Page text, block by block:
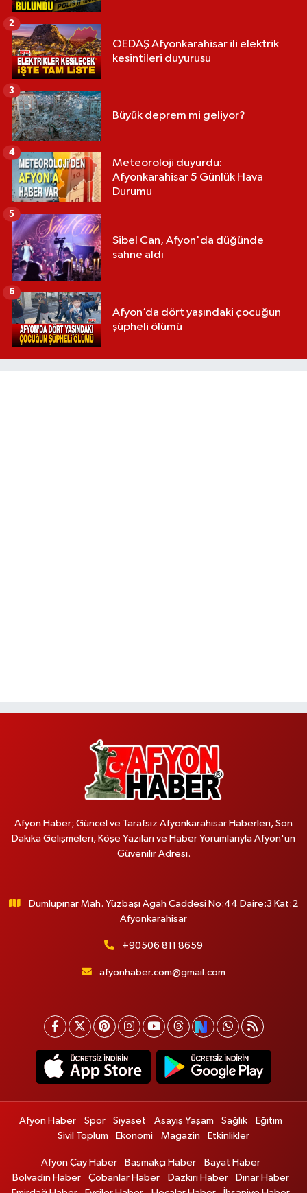
OEDAŞ Afyonkarahisar ili elektrik
kesintileri duyurusu
2
Büyük deprem mi geliyor?
3
Meteoroloji duyurdu:
Afyonkarahisar 5 Günlük Hava
Durumu
4
Sibel Can, Afyon'da düğünde
sahne aldı
5
Afyon’da dört yaşındaki çocuğun
şüpheli ölümü
6
Afyon Haber; Güncel ve Tarafsız Afyonkarahisar Haberleri, Son
Dakika Gelişmeleri, Köşe Yazıları ve Haber Yorumlarıyla Afyon'un
Güvenilir Adresi.
Dumlupınar Mah. Yüzbaşı Agah Caddesi No:44 Daire:3 Kat:2
Afyonkarahisar
+90506 811 8659
afyonhaber.com@gmail.com
Afyon Haber Spor Siyaset Asayiş Yaşam Sağlık
Eğitim
Sivil Toplum
Ekonomi Magazin Etkinlikler
Afyon Çay Haber Başmakçı Haber
Bayat Haber
Bolvadin Haber
Çobanlar Haber Dazkırı Haber
Dinar Haber